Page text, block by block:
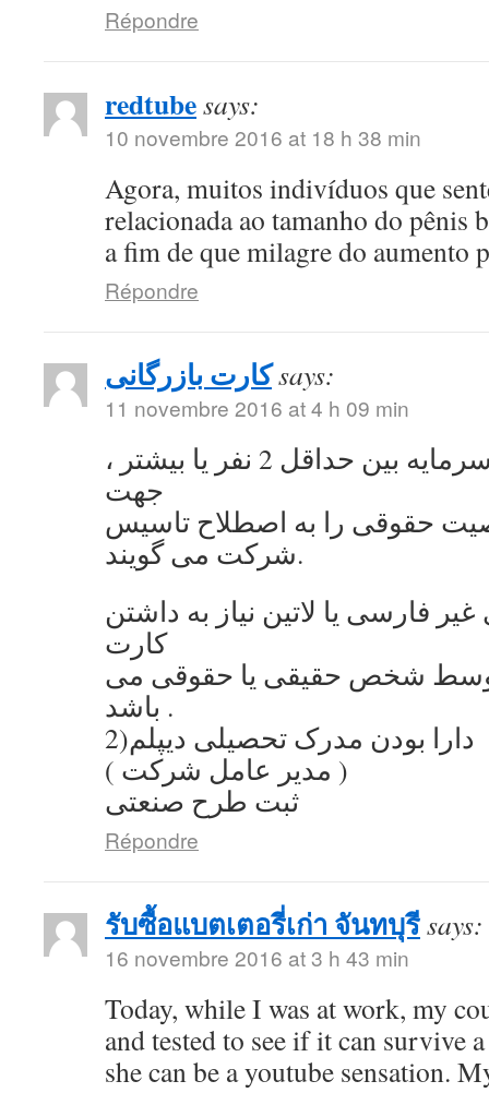
Répondre
redtubesays:
10 novembre 2016 at 18 h 38 min
Agora, muitos indivíduos que
relacionada ao tamanho do pênis
a fim de que milagre do aumento
Répondre
کارت بازرگانیsays:
11 novembre 2016 at 4 h 09 min
به اشتراک گذاشتن سرمایه بین حداقل 2 نفر یا بیشتر ،
جهت
حقوقی را به اصطلاح تاسیس
شرکت می گویند.
فارسی یا لاتین نیاز به داشتن
کارت
توسط شخص حقیقی یا حقوقی می
باشد .
2)دارا بودن مدرک تحصیلی دیپلم
( مدیر عامل شرکت )
ثبت طرح صنعتی
Répondre
รับซื้อแบตเตอรี่เก่า จันทบุรีsays:
16 novembre 2016 at 3 h 43 min
Today, while I was at work, my
and tested to see if it can survive
she can be a youtube sensation.